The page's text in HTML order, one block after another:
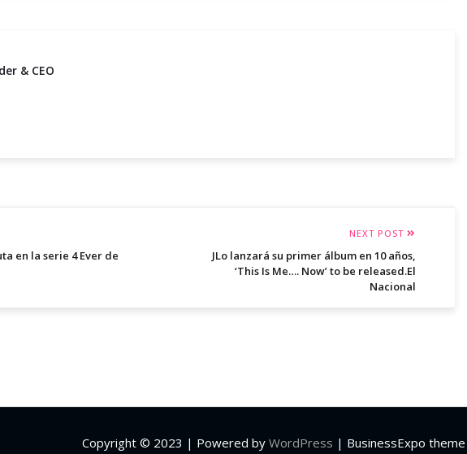
& CEO
en la serie 4 Ever de
NEXT POST
JLo lanzará su primer álbum en 10 años,
‘This Is Me…. Now’ to be released.El
Nacional
Copyright © 2023 | Powered by WordPress | BusinessExpo